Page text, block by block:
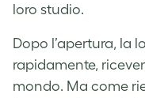
loro studio.
Dopo l’apertura, la
rapidamente,
mondo. Ma come